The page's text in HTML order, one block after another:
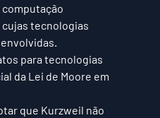
computação
cujas tecnologias
para tecnologias
da Lei de Moore em
que Kurzweil não